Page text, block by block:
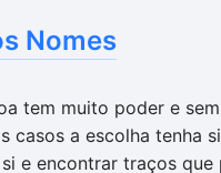
Nomes
tem muito poder e
casos a escolha tenha
e encontrar traços